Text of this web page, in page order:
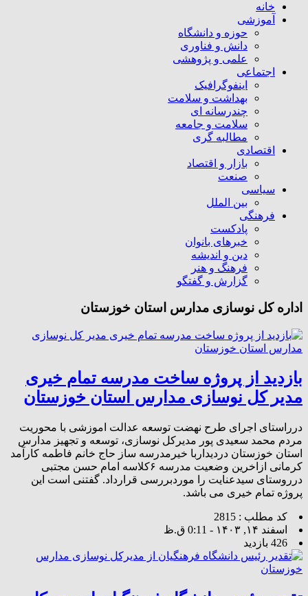
خانه
آموزشی
حوزه و دانشگاه
دانش و فناوری
علمی و پژوهشی
اجتماعی
اینفوگرافیک
بهداشت و سلامت
چندرسانه ای
سلامت و جامعه
مطالبه گری
اقتصادی
بازار و اقتصاد
صنعت
سیاسی
بین الملل
فرهنگی
پادکست
خبرهای بانوان
دین و اندیشه
فرهنگ و هنر
گزارش و گفتگو
اداره کل نوسازی مدارس استان خوزستان
بازدید از پروژه ساخت مدرسه تمام خیری
مدیر کل نوسازی مدارس استان خوزستان
درراستای اجرای طرح نهضت توسعه عدالت اموزشی با محوریت
مردم محمد سعیدی پور مدیرکل نوسازی، توسعه و تجهیز مدارس
استان خوزستان دردیداربا خیرمدرسه ساز حاج خانم فاطمه کارآمد
کرمانی ازاخرین وضعیت مدرسه ۶کلاسه امام حسن مجتبی
درروستای سیدعنایت را موردبررسی قرارداد. گفتنی است این
پروژه تمام خیری می باشد.
کد مطلب : 2815
اسفند ۱۴, ۱۴۰۳ - 0:11 ق.ظ
426 بازدید